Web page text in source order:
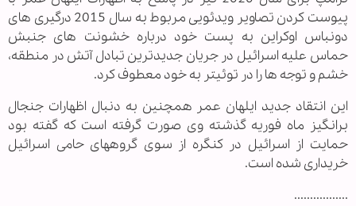
پیوست کردن تصاویر ویدئویی مربوط به سال 2015 درگیری های
دونباس اوکراین به پست خود درباره خشونت های جنبش
حماس علیه اسرائیل در جریان جدیدترین تبادل آتش در منطقه،
خشم و توجه ها را در توئیتر به خود معطوف کرد.
این انتقاد جدید ایلهان عمر همچنین به دنبال اظهارات جنجال
برانگیز ماه فوریه گذشته وی صورت گرفته است که گفته بود
حمایت از اسرائیل در کنگره از سوی گروههای حامی اسرائیل
خریداری شده است.
.................